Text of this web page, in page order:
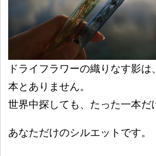
ドライフラワーの織りなす影
本とありません。
世界中探しても、たった一本だ
あなただけのシルエットです。